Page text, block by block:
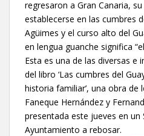
regresaron a Gran Canaria,
establecerse en las cumbres
Agüimes y el curso alto del
en lengua guanche significa
Esta es una de las diversas e
del libro ‘Las cumbres del
historia familiar’, una obra de
Faneque Hernández y
presentada este jueves en un
Ayuntamiento a rebosar.